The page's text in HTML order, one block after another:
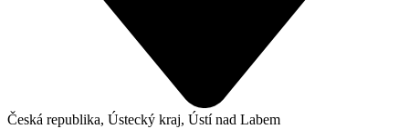
Česká republika, Ústecký kraj, Ústí nad Labem